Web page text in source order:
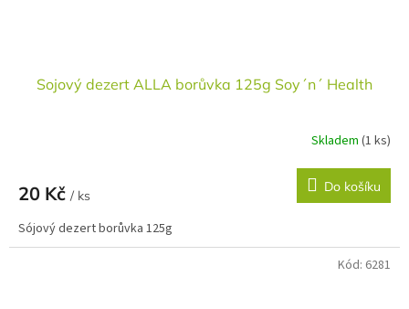
Sojový dezert ALLA borůvka 125g Soy´n´ Health
Skladem (1 ks)
20 Kč / ks
Do košíku
Sójový dezert borůvka 125g
Kód: 6281